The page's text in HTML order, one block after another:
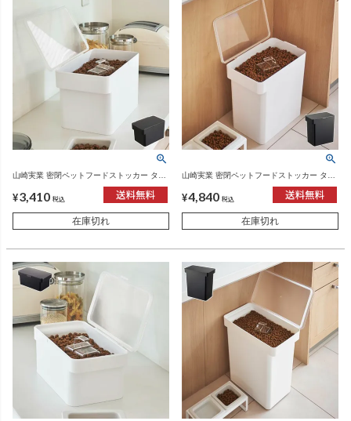
山崎実業 密閉ペットフードストッカー タワ
ー 3.5kg 計量カップ付 tower | インテリア雑
貨・タワーシリーズ
¥3,410 税込
在庫切れ
山崎実業 密閉ペットフードストッカー タワ
ー 6.5kg 計量カップ付 tower | インテリア雑
貨・タワーシリーズ
¥4,840 税込
在庫切れ